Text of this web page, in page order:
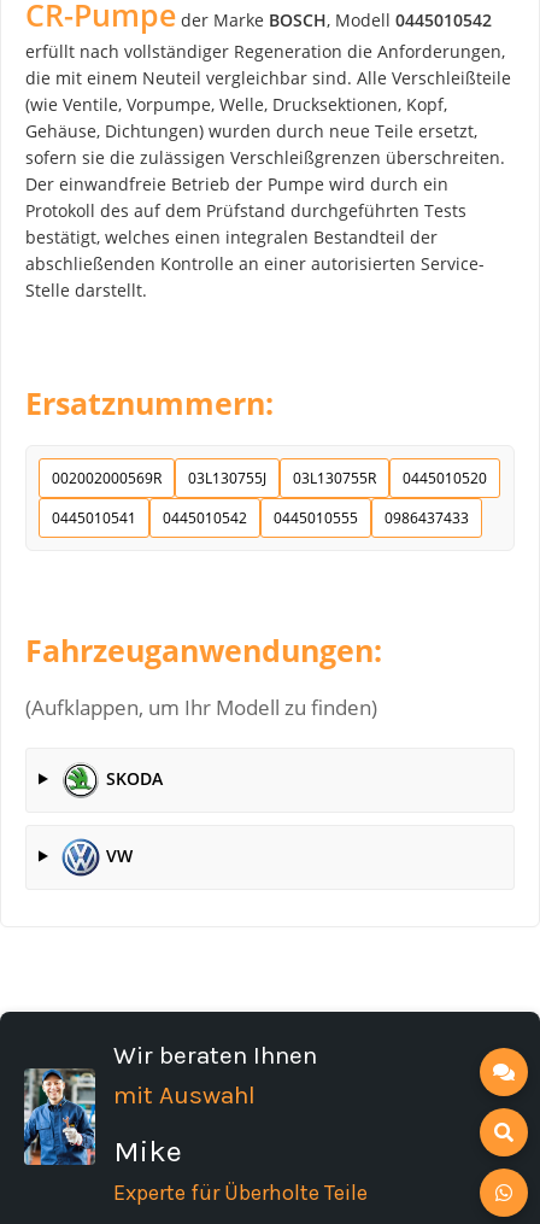
CR-Pumpe der Marke BOSCH, Modell 0445010542
erfüllt nach vollständiger Regeneration die Anforderungen,
die mit einem Neuteil vergleichbar sind. Alle Verschleißteile
(wie Ventile, Vorpumpe, Welle, Drucksektionen, Kopf,
Gehäuse, Dichtungen) wurden durch neue Teile ersetzt,
sofern sie die zulässigen Verschleißgrenzen überschreiten.
Der einwandfreie Betrieb der Pumpe wird durch ein
Protokoll des auf dem Prüfstand durchgeführten Tests
bestätigt, welches einen integralen Bestandteil der
abschließenden Kontrolle an einer autorisierten Service-
Stelle darstellt.
Ersatznummern:
002002000569R 03L130755J 03L130755R
0445010520
0445010541
0445010542 0445010555 0986437433
Fahrzeuganwendungen:
(Aufklappen, um Ihr Modell zu finden)
SKODA
VW
Wir beraten Ihnen
mit Auswahl
Mike
Experte für Überholte Teile